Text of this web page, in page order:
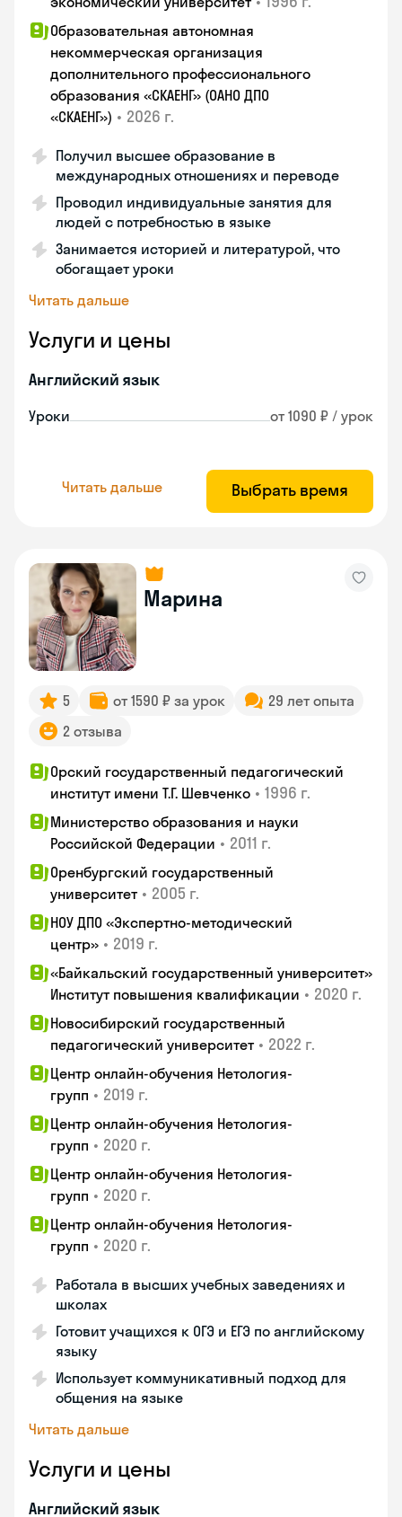
Образовательная автономная
некоммерческая организация
дополнительного профессионального
образования «СКАЕНГ» (ОАНО ДПО
«СКАЕНГ») • 2026 г.
Получил высшее образование в
международных отношениях и переводе
Проводил индивидуальные занятия для
людей с потребностью в языке
Занимается историей и литературой, что
обогащает уроки
Читать дальше
Услуги и цены
Английский язык
Уроки от 1090 ₽ / урок
Читать дальше Выбрать время
Марина
5 от 1590 ₽ за урок
29 лет опыта
2 отзыва
Орский государственный педагогический
институт имени Т.Г. Шевченко • 1996 г.
Министерство образования и науки
Российской Федерации • 2011 г.
Оренбургский государственный
университет • 2005 г.
НОУ ДПО «Экспертно-методический
центр» • 2019 г.
«Байкальский государственный университет»
Институт повышения квалификации • 2020 г.
Новосибирский государственный
педагогический университет • 2022 г.
Центр онлайн-обучения Нетология-
групп • 2019 г.
Центр онлайн-обучения Нетология-
групп • 2020 г.
Центр онлайн-обучения Нетология-
групп • 2020 г.
Центр онлайн-обучения Нетология-
групп • 2020 г.
Работала в высших учебных заведениях и
школах
Готовит учащихся к ОГЭ и ЕГЭ по английскому
языку
Использует коммуникативный подход для
общения на языке
Читать дальше
Услуги и цены
Английский язык